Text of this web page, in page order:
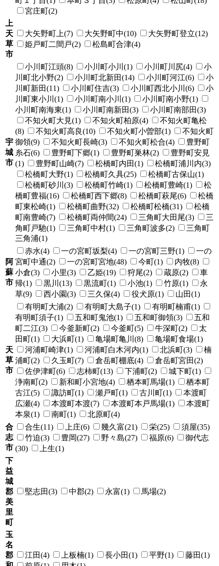
宮庄町(2)
上
天
草
市
大矢野町上(7) 大矢野町中(10)
大矢野町登立(12)
姫戸町二間戸(2)
松島町合津(4)
宇
城
市
小川町江頭(8) 小川町小川(1) 小川町川尻(4)
小
川町北小野(2)
小川町北新田(14) 小川町河江(6)
小
川町新田(11)
小川町住吉(3) 小川町西北小川(6)
小
川町東小川(1)
小川町南小川(1)
小川町南小野(1)
小川町南海東(1)
小川町南新田(3)
小川町南部田(3)
不知火町大見(1)
不知火町柏原(4)
不知火町亀松
(8)
不知火町高良(10) 不知火町小曽部(1)
不知火町
御領(9)
不知火町長崎(3) 不知火町松合(4)
豊野町
糸石(6)
豊野町下郷(1) 豊野町巣林(2)
豊野町安見
(1)
豊野町山崎(7) 松橋町内田(1)
松橋町浦川内(3)
松橋町大野(1)
松橋町久具(25)
松橋町古保山(1)
松橋町砂川(3)
松橋町竹崎(1) 松橋町豊崎(1)
松
橋町豊福(16)
松橋町西下郷(8) 松橋町萩尾(6)
松橋
町東松崎(1)
松橋町曲野(32) 松橋町松橋(31)
松橋
町南豊崎(7)
松橋町両仲間(24) 三角町大田尾(3)
三
角町戸馳(1)
三角町中村(1) 三角町波多(2)
三角町
三角浦(1)
阿
蘇
市
赤水(4) 一の宮町坂梨(4) 一の宮町三野(1)
一の
宮町中通(2)
一の宮町宮地(48) 今町(1)
内牧(8)
小倉(3)
小里(3) 乙姫(19) 狩尾(2) 蔵原(2)
車
帰(1)
黒川(13) 黒流町(1) 小池(1) 竹原(1)
永
草(9)
西小園(3) 三久保(4) 役犬原(1) 山田(1)
天
草
市
有明町大浦(2) 有明町大島子(1)
有明町楠甫(1)
有明町須子(1)
五和町鬼池(1) 五和町御領(3)
五和
町二江(3)
今釜新町(2) 今釜町(5) 牛深町(2)
太
田町(1)
大浜町(1) 亀場町亀川(8)
亀場町食場(1)
河浦町崎津(1)
河浦町白木河内(1) 北浜町(3)
楠
浦町(2)
久玉町(7) 倉岳町棚底(4)
倉岳町宮田(2)
佐伊津町(6)
志柿町(13) 下浦町(2)
城下町(1)
浄南町(2)
新和町小宮地(4) 栖本町馬場(1)
栖本町
古江(5)
諏訪町(1) 瀬戸町(1) 古川町(1)
本渡町
広瀬(4)
本渡町本渡(7) 本渡町本戸馬場(1)
本渡町
本泉(1)
南町(1)
北原町(4)
合
志
市
合生(11) 上庄(6) 幾久富(21) 栄(25)
須屋(35)
竹迫(3)
豊岡(27) 野々島(27) 福原(6)
御代志
(30)
上生(1)
下
益
城
郡
美
里
町
堅志田(3) 中郡(2) 永富(1) 馬場(2)
玉
名
郡
江田(4) 上板楠(1) 長小田(1) 平野(1)
藤田(1)